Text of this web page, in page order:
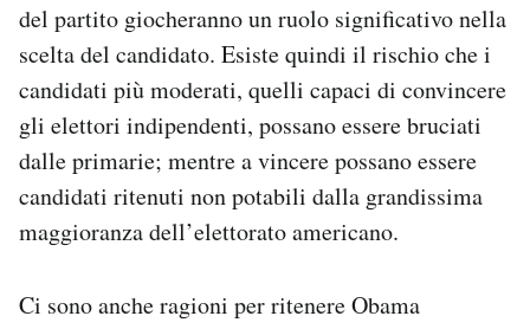
del partito giocheranno un ruolo significativo nella
scelta del candidato. Esiste quindi il rischio che i
candidati più moderati, quelli capaci di convincere
gli elettori indipendenti, possano essere bruciati
dalle primarie; mentre a vincere possano essere
candidati ritenuti non potabili dalla grandissima
maggioranza dell’elettorato americano.
Ci sono anche ragioni per ritenere Obama